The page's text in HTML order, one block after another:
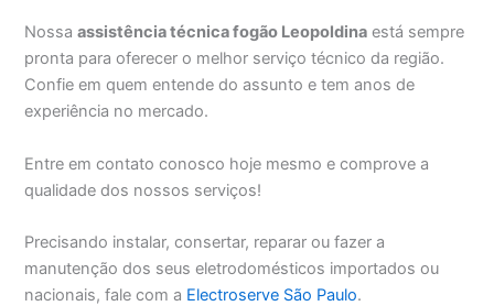
Nossaassistência técnica fogão Leopoldina está sempre
pronta para oferecer o melhor serviço técnico da região.
Confie em quem entende do assunto e tem anos de
experiência no mercado.
Entre em contato conosco hoje mesmo e comprove a
qualidade dos nossos serviços!
Precisando instalar, consertar, reparar ou fazer a
manutenção dos seus eletrodomésticos importados ou
nacionais, fale com a Electroserve São Paulo.